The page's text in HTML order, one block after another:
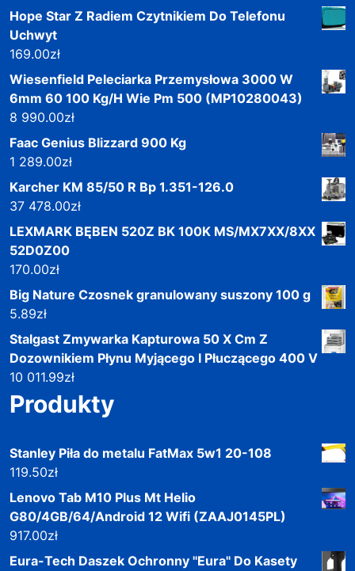
Hope Star Z Radiem Czytnikiem Do Telefonu
Uchwyt
169.00zł
Wiesenfield Peleciarka Przemysłowa 3000 W
6mm 60 100 Kg/H Wie Pm 500 (MP10280043)
8 990.00zł
Faac Genius Blizzard 900 Kg
1 289.00zł
Karcher KM 85/50 R Bp 1.351-126.0
37 478.00zł
LEXMARK BĘBEN 520Z BK 100K MS/MX7XX/8XX
52D0Z00
170.00zł
Big Nature Czosnek granulowany suszony 100 g
5.89zł
Stalgast Zmywarka Kapturowa 50 X Cm Z
Dozownikiem Płynu Myjącego I Płuczącego 400 V
10 011.99zł
Produkty
Stanley Piła do metalu FatMax 5w1 20-108
119.50zł
Lenovo Tab M10 Plus Mt Helio
G80/4GB/64/Android 12 Wifi (ZAAJ0145PL)
917.00zł
Eura-Tech Daszek Ochronny ''Eura'' Do Kasety